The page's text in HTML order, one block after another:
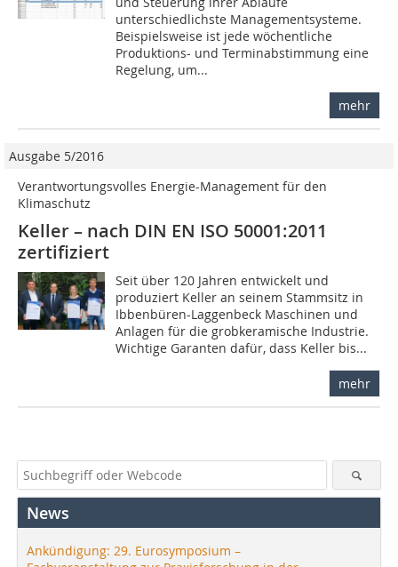
unterschiedlichste Managementsysteme.
Beispielsweise ist jede wöchentliche
Produktions- und Terminabstimmung eine
Regelung, um...
mehr
Ausgabe 5/2016
Verantwortungsvolles Energie-Management für den
Klimaschutz
Keller – nach DIN EN ISO 50001:2011
zertifiziert
Seit über 120 Jahren entwickelt und
produziert Keller an seinem Stammsitz in
Ibbenbüren-Laggenbeck Maschinen und
Anlagen für die grobkeramische Industrie.
Wichtige Garanten dafür, dass Keller bis...
mehr
News
Ankündigung: 29. Eurosymposium –